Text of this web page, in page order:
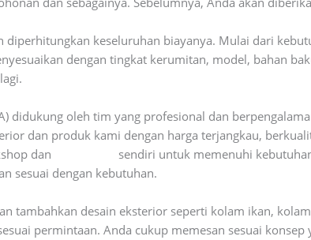
diperhitungkan keseluruhan biayanya. Mulai dari
dengan tingkat kerumitan, model, bahan
didukung oleh tim yang profesional dan
dan produk kami dengan harga terjangkau,
dan
sendiri untuk memenuhi
sesuai dengan kebutuhan.
tambahkan desain eksterior seperti kolam ikan,
permintaan. Anda cukup memesan sesuai